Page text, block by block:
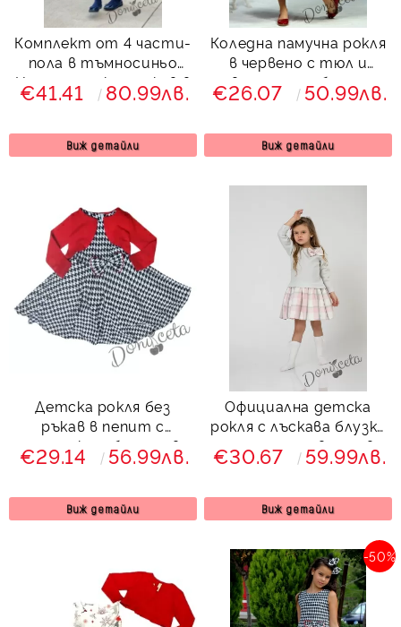
Комплект от 4 части-
пола в тъмносиньо
Ния, риза с къс ръкав в
бяло с къдрички,
€41.41 80.99лв.
Виж детайли
Коледна памучна рокля
в червено с тюл и
цветчета и болеро
€26.07 50.99лв.
Виж детайли
Детска рокля без
ръкав в пепит с
панделка и болеро в
червено
€29.14 56.99лв.
Виж детайли
Официална детска
рокля с лъскава блузка
и долна част в розово
каре Кармен
€30.67 59.99лв.
Виж детайли
-50%